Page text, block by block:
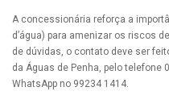
A concessionária reforça a
d’água) para amenizar os riscos
de dúvidas, o contato deve ser
da Águas de Penha, pelo telefone
WhatsApp no 99234 1414.